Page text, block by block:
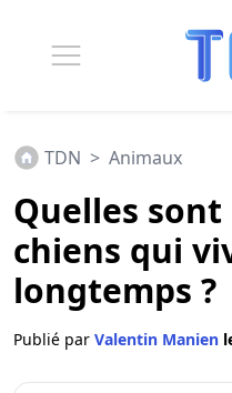
TDN > Animaux
Quelles sont
chiens qui
longtemps ?
Publié par Valentin Manien